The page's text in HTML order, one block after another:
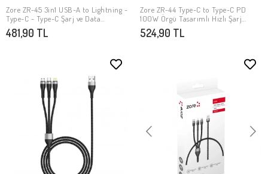
SEPETE EKLE
Zore ZR-45 3in1 USB-A to Lightning -
Type-C - Type-C Şarj ve Data
Kablosu 20W 1.5M
481,90 TL
SEPETE EKLE
Zore ZR-44 Type-C to Type-C PD
100W Örgü Tasarımlı Hızlı Şarj
Özellikli Data ve Şarj Kablosu 1M
524,90 TL